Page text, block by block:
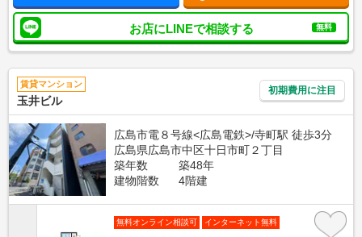
お店にLINEで相談する 無料
賃貸マンション
玉井ビル
初期費用に注目
広島市電８号線<広島電鉄>/寺町駅 徒歩3分
広島県広島市中区十日市町２丁目
築年数
築48年
建物階数
4階建
無料オンライン相談可 インターネット無料